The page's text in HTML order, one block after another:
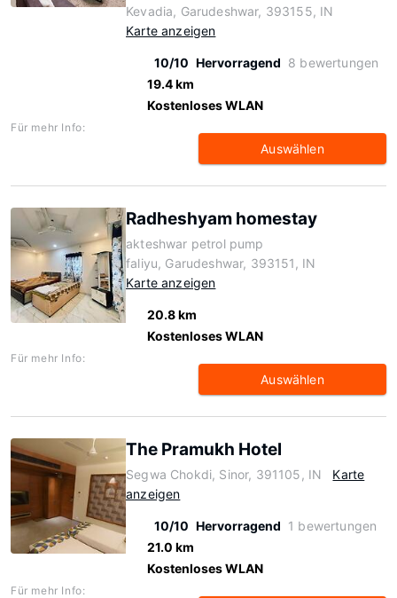
Kevadia, Garudeshwar, 393155, IN
Karte anzeigen
10/10 Hervorragend 8 bewertungen
19.4 km
Kostenloses WLAN
Für mehr Info:
Auswählen
Radheshyam homestay
akteshwar petrol pump
faliyu, Garudeshwar, 393151, IN
Karte anzeigen
20.8 km
Kostenloses WLAN
Für mehr Info:
Auswählen
The Pramukh Hotel
Segwa Chokdi, Sinor, 391105, IN
Karte
anzeigen
10/10 Hervorragend 1 bewertungen
21.0 km
Kostenloses WLAN
Für mehr Info: